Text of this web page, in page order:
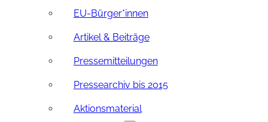
EU-Bürger*innen
Artikel & Beiträge
Pressemitteilungen
Pressearchiv bis 2015
Aktionsmaterial